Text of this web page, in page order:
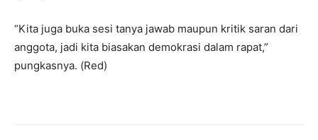
“Kita juga buka sesi tanya jawab maupun kritik saran dari
anggota, jadi kita biasakan demokrasi dalam rapat,”
pungkasnya. (Red)